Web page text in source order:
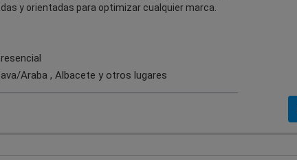
y orientadas para optimizar cualquier marca.
Araba , Albacete y otros lugares